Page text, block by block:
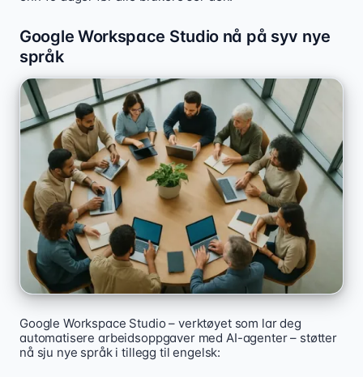
Google Workspace Studio nå på syv nye
språk
Google Workspace Studio – verktøyet som lar deg
automatisere arbeidsoppgaver med AI-agenter – støtter
nå sju nye språk i tillegg til engelsk: